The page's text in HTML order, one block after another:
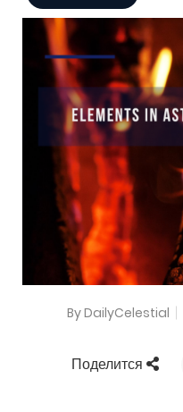
By DailyCelestial
Поделится